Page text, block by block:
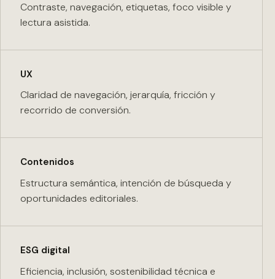
Contraste, navegación, etiquetas, foco visible y
lectura asistida.
UX
Claridad de navegación, jerarquía, fricción y
recorrido de conversión.
Contenidos
Estructura semántica, intención de búsqueda y
oportunidades editoriales.
ESG digital
Eficiencia, inclusión, sostenibilidad técnica e